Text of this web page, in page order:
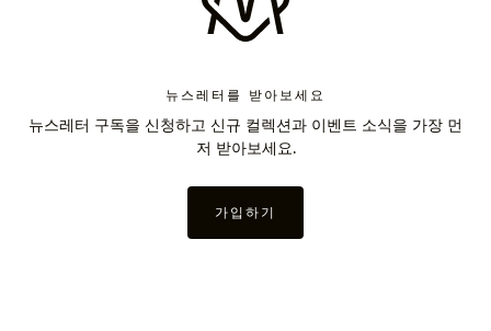
뉴스레터를 받아보세요
뉴스레터 구독을 신청하고 신규 컬렉션과 이벤트 소식을 가장 먼
저 받아보세요.
가입하기